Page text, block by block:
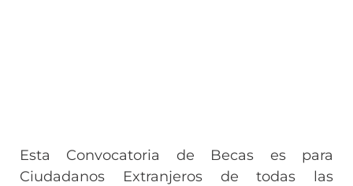
Esta Convocatoria de Becas es para
Ciudadanos Extranjeros de todas las